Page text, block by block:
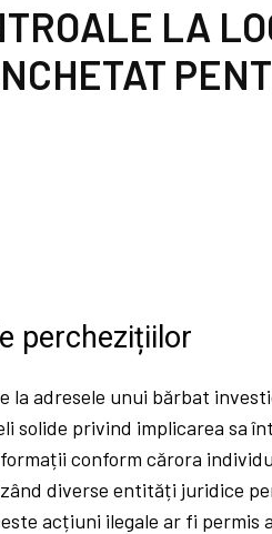
LA
perchezițiilor
la adresele unui bărbat
solide privind implicarea sa
conform cărora
diverse entități juridice
acțiuni ilegale ar fi permis